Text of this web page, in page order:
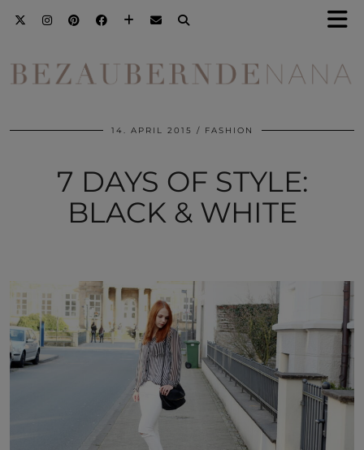
14. APRIL 2015 FASHION
7 DAYS OF STYLE:
BLACK & WHITE